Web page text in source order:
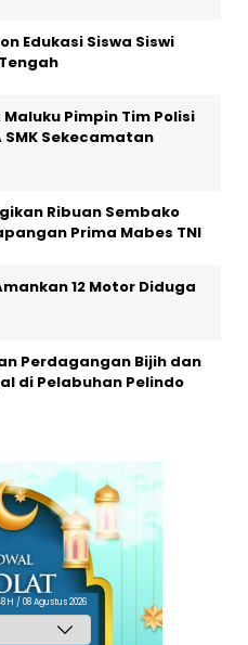
Edukasi Siswa Siswi
Pimpin Tim Polisi
SMK Sekecamatan
Ribuan Sembako
Prima Mabes TNI
12 Motor Diduga
Perdagangan Bijih dan
di Pelabuhan Pelindo
H / 08 Agustus 2026